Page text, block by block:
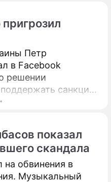
Петр
в Facebook
решении
санкции
поток – 2". Он
по-прежнему
украинскую
показал
скандала
на обвинения в
Музыкальный